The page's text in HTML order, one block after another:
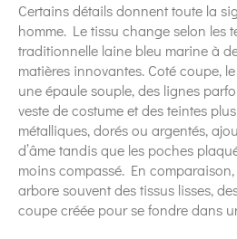
Certains détails donnent toute la
homme. Le tissu change selon les
traditionnelle laine bleu marine à
matières innovantes. Coté coupe,
une épaule souple, des lignes
veste de costume et des teintes
métalliques, dorés ou argentés,
d’âme tandis que les poches
moins compassé. En
arbore souvent des tissus lisses,
coupe créée pour se fondre dans